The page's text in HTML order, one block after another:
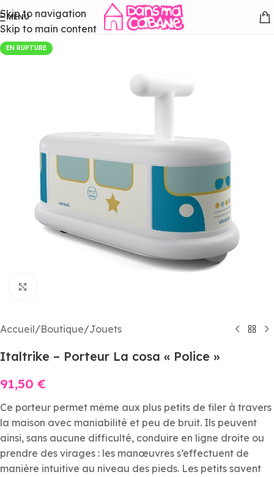
Skip to navigation
Skip to main content
MENU
EN RUPTURE
Accueil/Boutique/Jouets
Italtrike – Porteur La cosa « Police »
91,50 €
Ce porteur permet même aux plus petits de filer à travers
la maison avec maniabilité et peu de bruit. Ils peuvent
ainsi, sans aucune difficulté, conduire en ligne droite ou
prendre des virages : les manœuvres s’effectuent de
manière intuitive au niveau des pieds. Les petits savent